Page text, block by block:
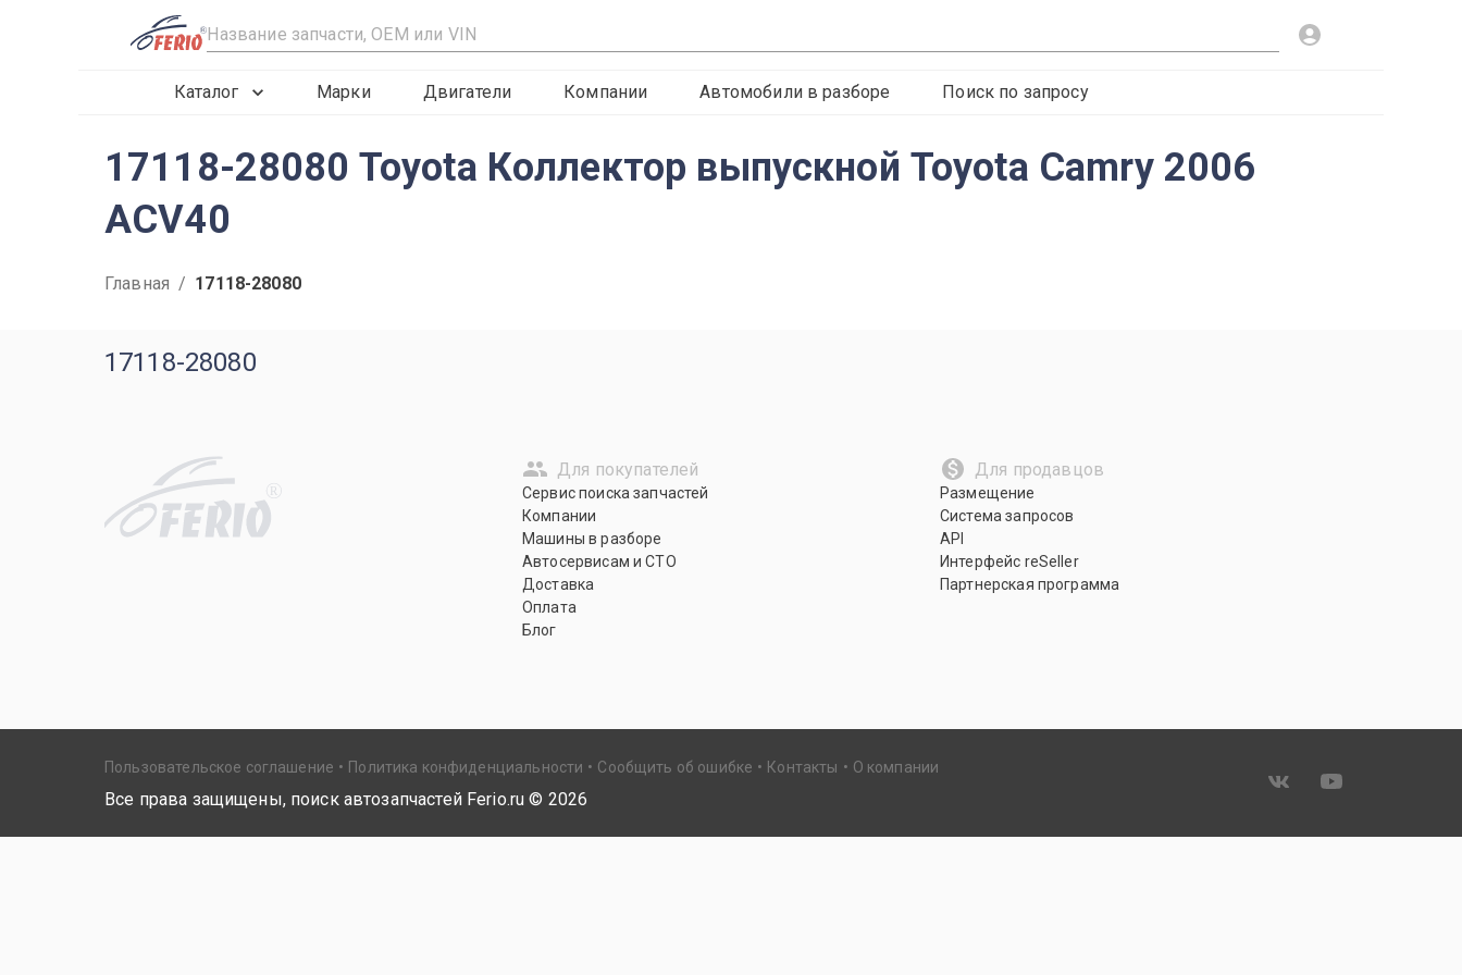
R
Каталог Марки Двигатели Компании Автомобили в разборе Поиск по запросу
17118-28080 Toyota Коллектор выпускной Toyota Camry 2006
ACV40
Главная / 17118-28080
17118-28080
R
Для покупателей
Сервис поиска запчастей
Компании
Машины в разборе
Автосервисам и СТО
Доставка
Оплата
Блог
Для продавцов
Размещение
Система запросов
API
Интерфейс reSeller
Партнерская программа
Пользовательское соглашение Политика конфиденциальности Сообщить об ошибке Контакты О компании
Все права защищены, поиск автозапчастей Ferio.ru © 2026